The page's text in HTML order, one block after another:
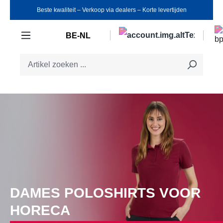
Ga naar de hoofdinhoud
Beste kwaliteit ‒ Verkoop via dealers ‒ Korte levertijden
BE-NL
DAMES POLOSHIRTS VOOR
HORECA